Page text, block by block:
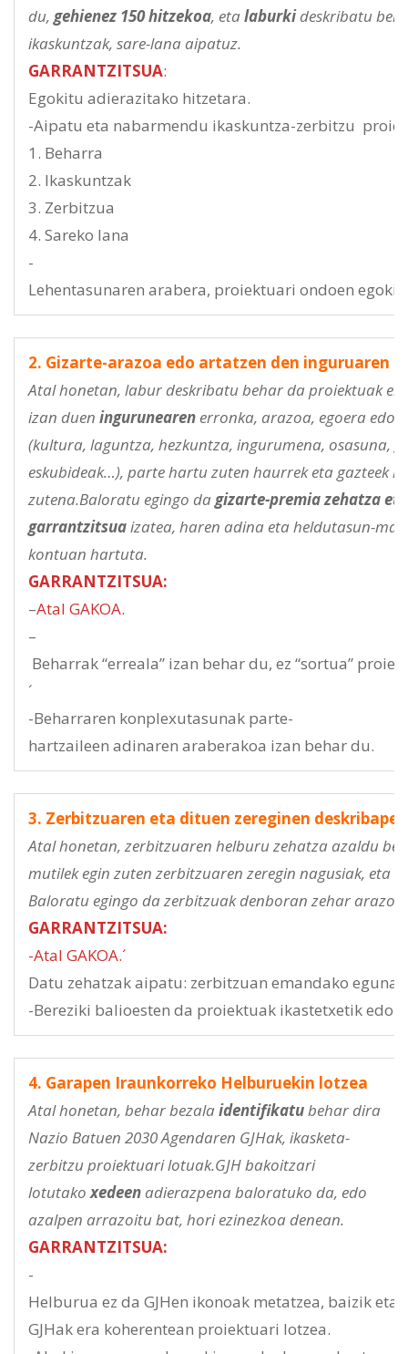
du, gehienez 150 hitzekoa, etalaburkideskribatu
ikaskuntzak, sare-lana aipatuz.
GARRANTZITSUA:
Egokitu adierazitako hitzetara.
-Aipatu eta nabarmendu ikaskuntza-zerbitzu
1. Beharra
2. Ikaskuntzak
3. Zerbitzua
4. Sareko lana
-
Lehentasunaren arabera, proiektuari ondoen
2. Gizarte-arazoa edo artatzen den inguruaren
Atal honetan, labur deskribatu behar da proiektuak
izan duen ingurunearen erronka, arazoa, egoera edo
(kultura, laguntza, hezkuntza, ingurumena, osasuna,
eskubideak…), parte hartu zuten haurrek eta gazteek
zutena.Baloratu egingo dagizarte-premia zehatza eta
garrantzitsuaizatea, haren adina eta heldutasun-
kontuan hartuta.
GARRANTZITSUA:
–Atal GAKOA.
–
Beharrak “erreala” izan behar du, ez “sortua”
´
-Beharraren konplexutasunak parte-
hartzaileen adinaren araberakoa izan behar du.
3. Zerbitzuaren eta dituen zereginen
Atal honetan, zerbitzuaren helburu zehatza azaldu
mutilek egin zuten zerbitzuaren zeregin nagusiak,
Baloratu egingo da zerbitzuak denboran zehar
GARRANTZITSUA:
-Atal GAKOA.´
Datu zehatzak aipatu: zerbitzuan emandako
-Bereziki balioesten da proiektuak ikastetxetik edo
4. Garapen Iraunkorreko Helburuekin lotzea
Atal honetan, behar bezalaidentifikatubehar dira
Nazio Batuen 2030 Agendaren GJHak, ikasketa-
zerbitzu proiektuari lotuak.GJH bakoitzari
lotutakoxedeen adierazpena baloratuko da, edo
azalpen arrazoitu bat, hori ezinezkoa denean.
GARRANTZITSUA:
-
Helburua ez da GJHen ikonoak metatzea, baizik eta
GJHak era koherentean proiektuari lotzea.